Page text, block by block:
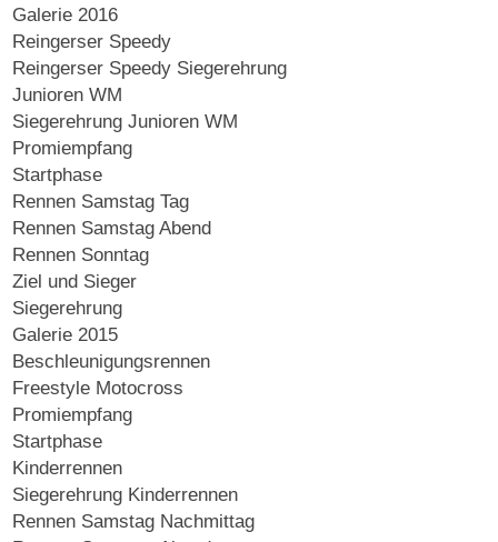
Galerie 2016
Reingerser Speedy
Reingerser Speedy Siegerehrung
Junioren WM
Siegerehrung Junioren WM
Promiempfang
Startphase
Rennen Samstag Tag
Rennen Samstag Abend
Rennen Sonntag
Ziel und Sieger
Siegerehrung
Galerie 2015
Beschleunigungsrennen
Freestyle Motocross
Promiempfang
Startphase
Kinderrennen
Siegerehrung Kinderrennen
Rennen Samstag Nachmittag